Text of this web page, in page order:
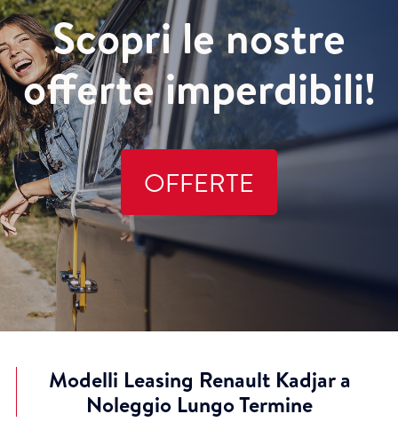
Scopri le nostre
offerte imperdibili!
OFFERTE
Modelli Leasing Renault Kadjar a
Noleggio Lungo Termine